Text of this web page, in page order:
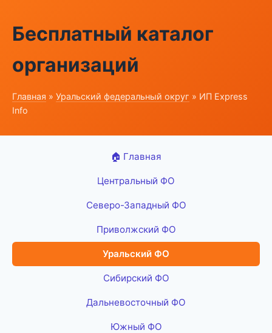
Бесплатный каталог
организаций
Главная » Уральский федеральный округ » ИП Express
Info
🏠 Главная
Центральный ФО
Северо-Западный ФО
Приволжский ФО
Уральский ФО
Сибирский ФО
Дальневосточный ФО
Южный ФО